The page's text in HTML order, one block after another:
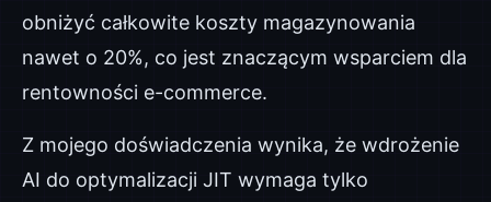
obniżyć całkowite koszty magazynowania
nawet o 20%, co jest znaczącym wsparciem dla
rentowności e-commerce.
Z mojego doświadczenia wynika, że wdrożenie
AI do optymalizacji JIT wymaga tylko